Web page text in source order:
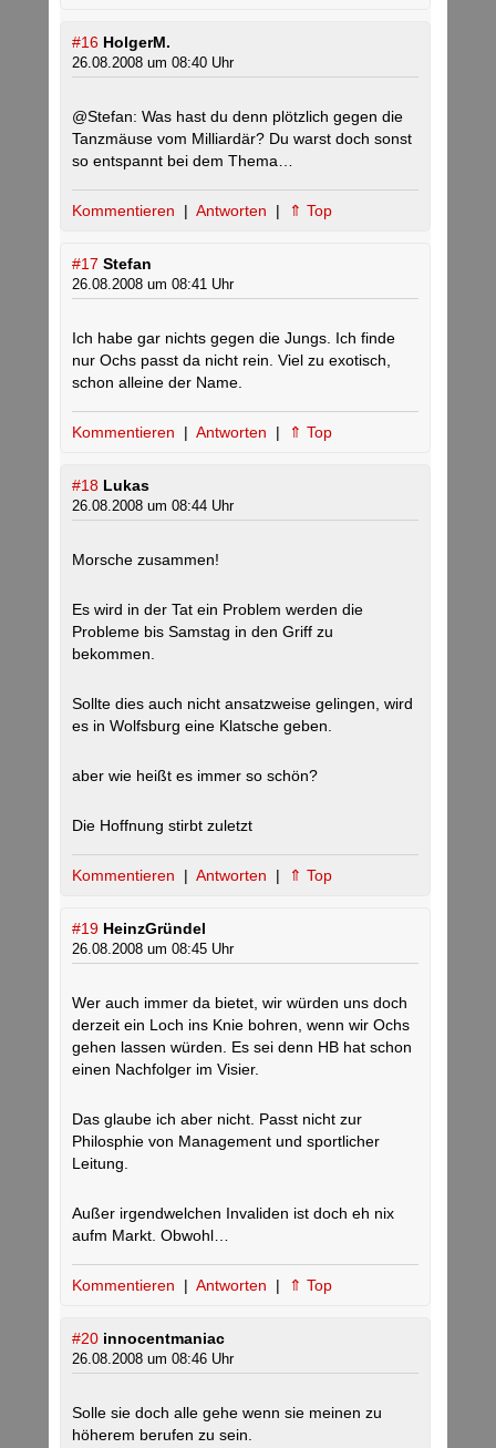
#16 HolgerM.
26.08.2008 um 08:40 Uhr
@Stefan: Was hast du denn plötzlich gegen die
Tanzmäuse vom Milliardär? Du warst doch sonst
so entspannt bei dem Thema…
Kommentieren | Antworten | ⇑ Top
#17 Stefan
26.08.2008 um 08:41 Uhr
Ich habe gar nichts gegen die Jungs. Ich finde
nur Ochs passt da nicht rein. Viel zu exotisch,
schon alleine der Name.
Kommentieren | Antworten | ⇑ Top
#18 Lukas
26.08.2008 um 08:44 Uhr
Morsche zusammen!
Es wird in der Tat ein Problem werden die
Probleme bis Samstag in den Griff zu
bekommen.
Sollte dies auch nicht ansatzweise gelingen, wird
es in Wolfsburg eine Klatsche geben.
aber wie heißt es immer so schön?
Die Hoffnung stirbt zuletzt
Kommentieren | Antworten | ⇑ Top
#19 HeinzGründel
26.08.2008 um 08:45 Uhr
Wer auch immer da bietet, wir würden uns doch
derzeit ein Loch ins Knie bohren, wenn wir Ochs
gehen lassen würden. Es sei denn HB hat schon
einen Nachfolger im Visier.
Das glaube ich aber nicht. Passt nicht zur
Philosphie von Management und sportlicher
Leitung.
Außer irgendwelchen Invaliden ist doch eh nix
aufm Markt. Obwohl…
Kommentieren | Antworten | ⇑ Top
#20 innocentmaniac
26.08.2008 um 08:46 Uhr
Solle sie doch alle gehe wenn sie meinen zu
höherem berufen zu sein.